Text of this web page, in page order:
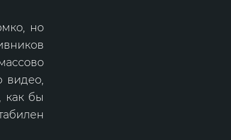
но
видео,
как бы